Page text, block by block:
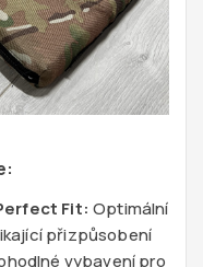
Fit: Optimální
přizpůsobení
vybavení pro